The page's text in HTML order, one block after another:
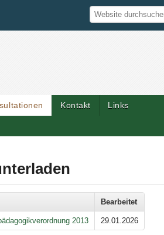
Suche
Website durchsuchen
Kontakt Links
Bearbeitet
2013 29.01.2026